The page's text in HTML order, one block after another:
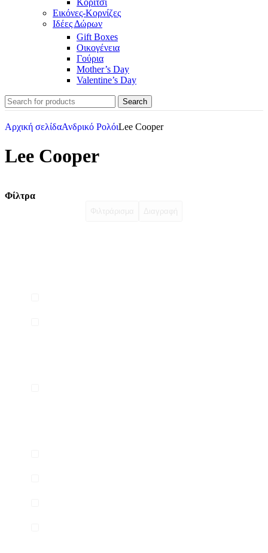
Κορίτσι
Εικόνες-Κορνίζες
Ιδέες Δώρων
Gift Boxes
Οικογένεια
Γούρια
Mother’s Day
Valentine’s Day
Search
Αρχική σελίδαΑνδρικό ΡολόιLee Cooper
Lee Cooper
Φίλτρα